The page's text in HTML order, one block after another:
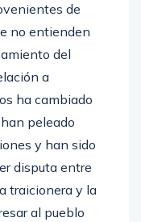
de
no entienden
del
a
ha cambiado
peleado
y han sido
disputa entre
traicionera y la
al pueblo